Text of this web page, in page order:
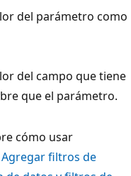
del parámetro como
del campo que tiene
que el parámetro.
cómo usar
Agregar filtros de